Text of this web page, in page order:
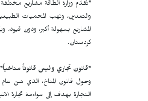
"تُقدّم وزارة الطاقة مشاريع
والتعدين، ونهب المحميات
المشاريع بسهولة أكبر، ودون
كردستان.
"قانون تجاري وليس قانوناً مناخياً"
التجارة يهدف إلى مواءمة تجارة